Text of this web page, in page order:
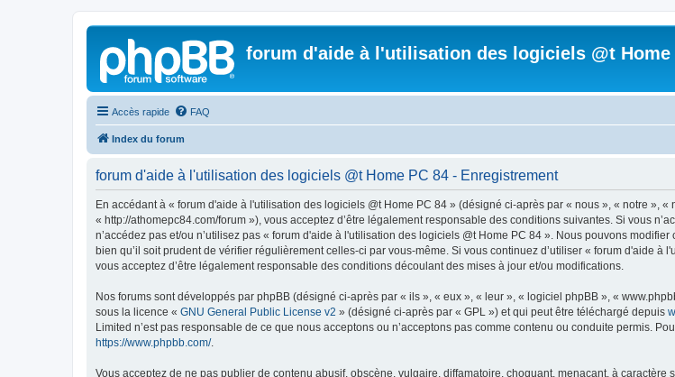
forum d'aide à l'utilisation des logiciels @t Home
Accès rapide FAQ
Index du forum
forum d'aide à l'utilisation des logiciels @t Home PC 84 - Enregistrement
En accédant à « forum d'aide à l'utilisation des logiciels @t Home PC 84 » (désigné ci-après par « nous », « notre »,
« http://athomepc84.com/forum »), vous acceptez d’être légalement responsable des conditions suivantes. Si vous
n’accédez pas et/ou n’utilisez pas « forum d'aide à l'utilisation des logiciels @t Home PC 84 ». Nous pouvons
bien qu’il soit prudent de vérifier régulièrement celles-ci par vous-même. Si vous continuez d’utiliser « forum d'aide
vous acceptez d’être légalement responsable des conditions découlant des mises à jour et/ou modifications.
Nos forums sont développés par phpBB (désigné ci-après par « ils », « eux », « leur », « logiciel phpBB », «
sous la licence « GNU General Public License v2 » (désigné ci-après par « GPL ») et qui peut être téléchargé depuis
Limited n’est pas responsable de ce que nous acceptons ou n’acceptons pas comme contenu ou conduite permis.
https://www.phpbb.com/.
Vous acceptez de ne pas publier de contenu abusif, obscène, vulgaire, diffamatoire, choquant, menaçant, à